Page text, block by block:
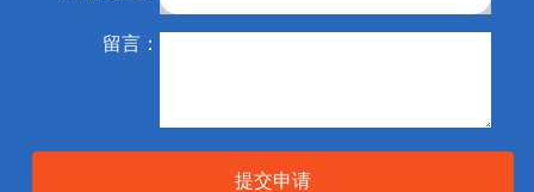
留言：
提交申请